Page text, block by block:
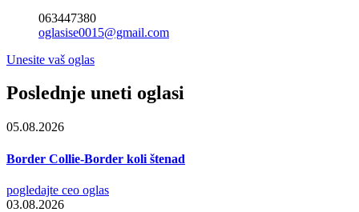
063447380
oglasise0015@gmail.com
Unesite vaš oglas
Poslednje uneti oglasi
05.08.2026
Border Collie-Border koli štenad
pogledajte ceo oglas
03.08.2026